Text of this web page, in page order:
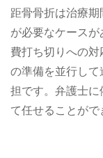
距骨骨折は治療
が必要なケース
費打ち切りへの
の準備を並行して
担です。弁護士に
て任せることがで